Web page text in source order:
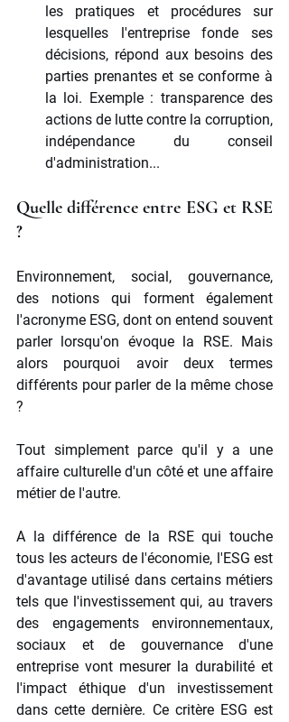
les pratiques et procédures sur
lesquelles l'entreprise fonde ses
décisions, répond aux besoins des
parties prenantes et se conforme à
la loi. Exemple : transparence des
actions de lutte contre la corruption,
indépendance du conseil
d'administration...
Quelle différence entre ESG et RSE
?
Environnement, social, gouvernance,
des notions qui forment également
l'acronyme ESG, dont on entend souvent
parler lorsqu'on évoque la RSE. Mais
alors pourquoi avoir deux termes
différents pour parler de la même chose
?
Tout simplement parce qu'il y a une
affaire culturelle d'un côté et une affaire
métier de l'autre.
A la différence de la RSE qui touche
tous les acteurs de l'économie, l'ESG est
d'avantage utilisé dans certains métiers
tels que l'investissement qui, au travers
des engagements environnementaux,
sociaux et de gouvernance d'une
entreprise vont mesurer la durabilité et
l'impact éthique d'un investissement
dans cette dernière. Ce critère ESG est